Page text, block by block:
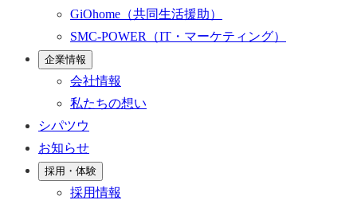
GiOhome （共同生活援助）
SMC-POWER
（IT・マーケティング）
企業情報
会社情報
私たちの想い
シパツウ
お知らせ
採用・体験
採用情報